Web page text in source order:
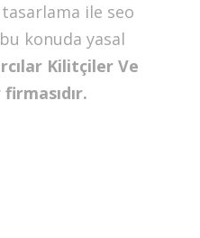
ile seo
konuda yasal
Kilitçiler Ve